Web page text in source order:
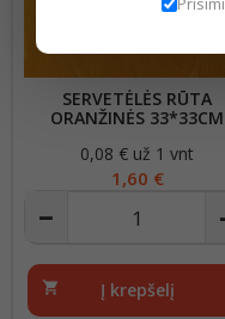
SERVETĖLĖS RŪTA
ORANŽINĖS 33*33CM
Kaina
0,08 € už 1 vnt
1,60 €
shopping_cart Į krepšelį